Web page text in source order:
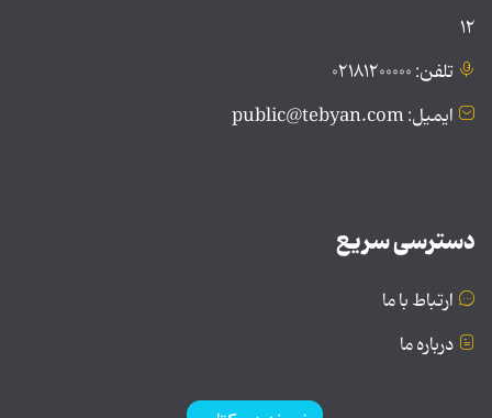
۱۲
تلفن: ۰۲۱۸۱۲۰۰۰۰۰
ایمیل: public@tebyan.com
دسترسی سریع
ارتباط با ما
درباره ما